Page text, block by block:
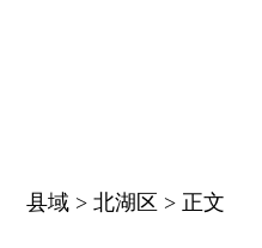
县域 > 北湖区 > 正文